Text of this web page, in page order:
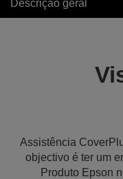
Descrição geral
Assistência
objectivo é ter um
Produto Epson